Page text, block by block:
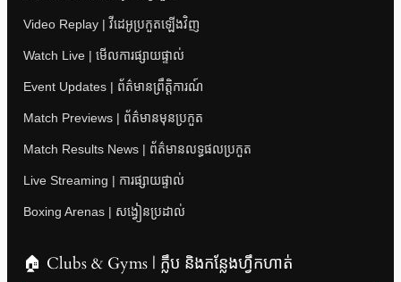
Video Replay | វីដេអូប្រកួតឡើងវិញ
Watch Live | មើលការផ្សាយផ្ទាល់
Event Updates | ព័ត៌មានព្រឹត្តិការណ៍
Match Previews | ព័ត៌មានមុនប្រកួត
Match Results News | ព័ត៌មានលទ្ធផលប្រកួត
Live Streaming | ការផ្សាយផ្ទាល់
Boxing Arenas | សង្វៀនប្រដាល់
🏠 Clubs & Gyms | ក្លឹប និងកន្លែងហ្វឹកហាត់